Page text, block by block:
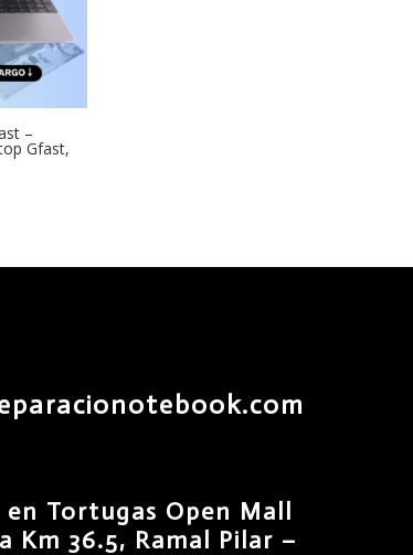
–
Gfast,
Tortugas Open Mall
Km 36.5, Ramal Pilar –